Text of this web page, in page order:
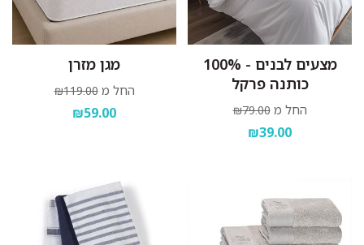
מצעים לבנים - 100%
כותנה פרקל
החל מ ₪79.00
₪39.00
מגן מזרן
החל מ ₪119.00
₪59.00